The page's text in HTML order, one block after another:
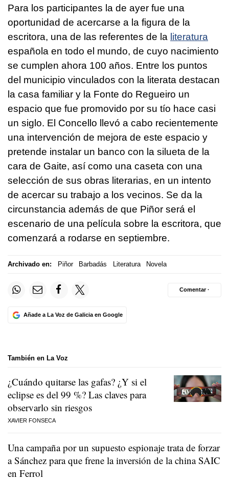
Para los participantes la de ayer fue una
oportunidad de acercarse a la figura de la
escritora, una de las referentes de la literatura
española en todo el mundo, de cuyo nacimiento
se cumplen ahora 100 años. Entre los puntos
del municipio vinculados con la literata destacan
la casa familiar y la Fonte do Regueiro un
espacio que fue promovido por su tío hace casi
un siglo. El Concello llevó a cabo recientemente
una intervención de mejora de este espacio y
pretende instalar un banco con la silueta de la
cara de Gaite, así como una caseta con una
selección de sus obras literarias, en un intento
de acercar su trabajo a los vecinos. Se da la
circunstancia además de que Piñor será el
escenario de una película sobre la escritora, que
comenzará a rodarse en septiembre.
Archivado en: Piñor Barbadás Literatura Novela
Añade a La Voz de Galicia en Google
Comentar ·
También en La Voz
¿Cuándo quitarse las gafas? ¿Y si el
eclipse es del 99 %? Las claves para
observarlo sin riesgos
XAVIER FONSECA
Una campaña por un supuesto espionaje trata de forzar
a Sánchez para que frene la inversión de la china SAIC
en Ferrol